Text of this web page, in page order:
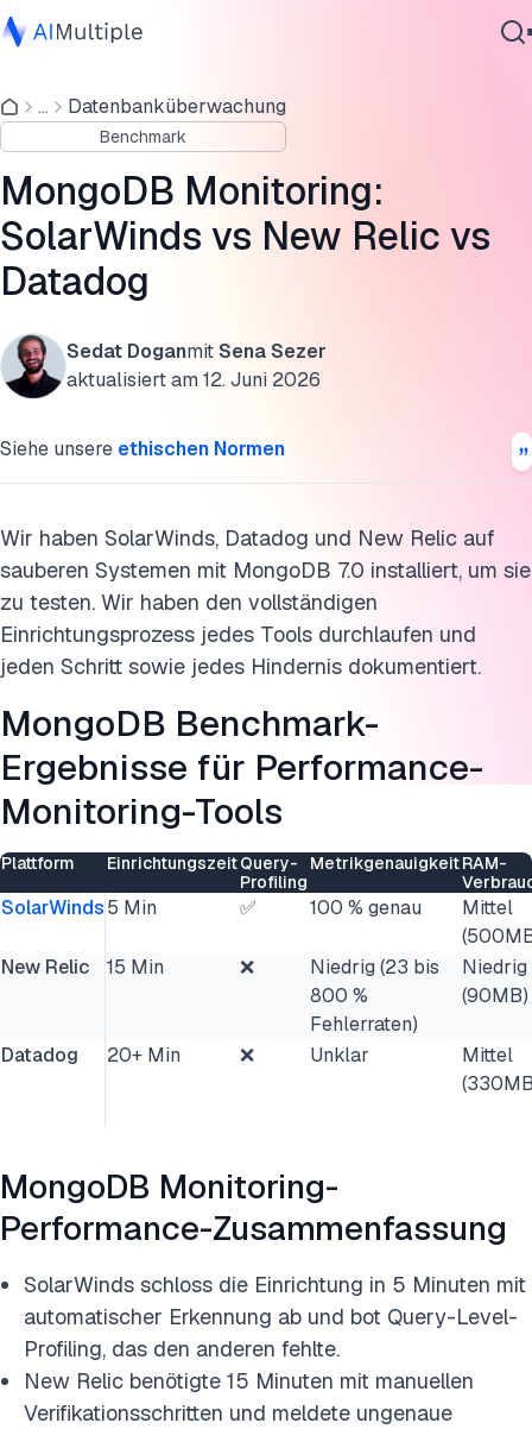
Agentische KI
Cybersicherheit
Daten
Unternehmenssoftware
Dienstleistungen
Kontaktieren
... Datenbanküberwachung
Benchmark
MongoDB Monitoring:
SolarWinds vs New Relic vs
Datadog
Sedat DoganmitSena Sezer
aktualisiert am 12. Juni 2026
Siehe unsere ethischen Normen
Wir haben SolarWinds, Datadog und New Relic auf
sauberen Systemen mit MongoDB 7.0 installiert, um sie
zu testen. Wir haben den vollständigen
Einrichtungsprozess jedes Tools durchlaufen und
jeden Schritt sowie jedes Hindernis dokumentiert.
MongoDB Benchmark-
Ergebnisse für Performance-
Monitoring-Tools
Plattform EinrichtungszeitQuery-
Profiling
MetrikgenauigkeitRAM-
SolarWinds5 Min ✅ 100 % genau
Mittel
New Relic
15 Min ❌
Niedrig (23 bis
800 %
Fehlerraten)
Niedrig
(90MB)
Datadog 20+ Min ❌ Unklar
Mittel
MongoDB Monitoring-
Performance-Zusammenfassung
SolarWinds schloss die Einrichtung in 5 Minuten mit
automatischer Erkennung ab und bot Query-Level-
Profiling, das den anderen fehlte.
New Relic benötigte 15 Minuten mit manuellen
Verifikationsschritten und meldete ungenaue
1. Installations- und Onboarding-Erfahrung
2. Agenten-Ressourcenverbrauch
3. Dashboard- und Monitoring-Fähigkeiten
Endgültiges Urteil
Diese Forschung zitieren